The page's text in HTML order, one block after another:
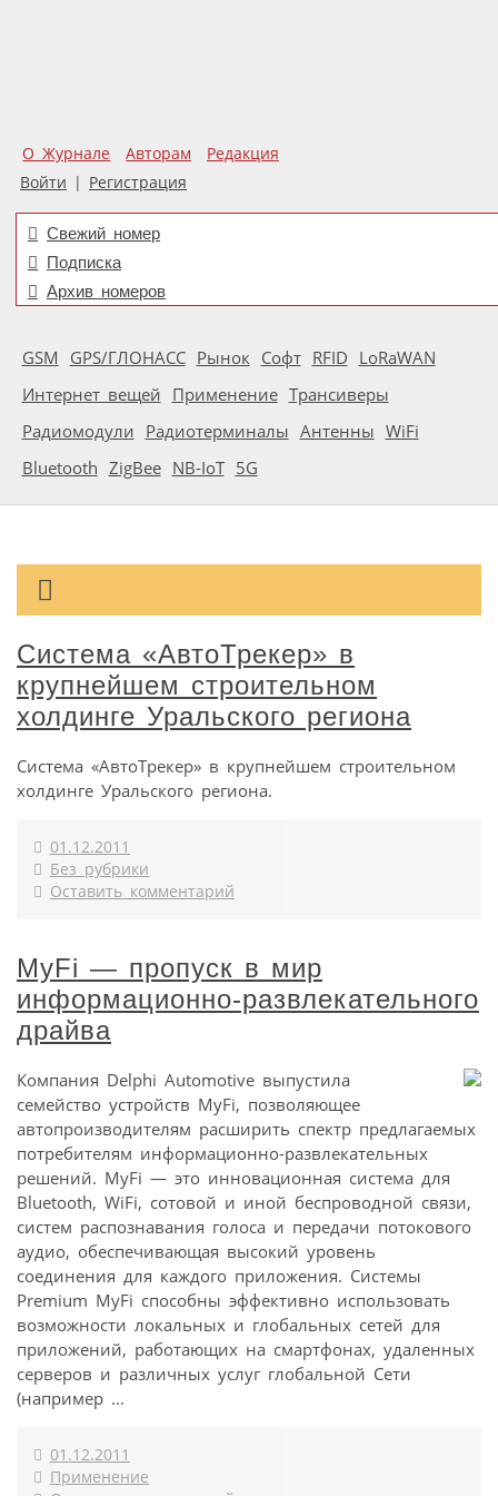
О Журнале Авторам
Редакция
Войти | Регистрация
Свежий номер
Подписка
Архив номеров
GSM GPS/ГЛОНАСС Рынок Софт RFID LoRaWAN
Интернет вещей Применение Трансиверы
Радиомодули Радиотерминалы Антенны WiFi
Bluetooth ZigBee NB-IoT 5G
Система «АвтоТрекер» в
крупнейшем строительном
холдинге Уральского региона
Система «АвтоТрекер» в крупнейшем строительном
холдинге Уральского региона.
01.12.2011
Без рубрики
Оставить комментарий
MyFi — пропуск в мир
информационно-развлекательного
драйва
Компания Delphi Automotive выпустила
семейство устройств MyFi, позволяющее
автопроизводителям расширить спектр предлагаемых
потребителям информационно-развлекательных
решений. MyFi — это инновационная система для
Bluetooth, WiFi, сотовой и иной беспроводной связи,
систем распознавания голоса и передачи потокового
аудио, обеспечивающая высокий уровень
соединения для каждого приложения. Системы
Premium MyFi способны эффективно использовать
возможности локальных и глобальных сетей для
приложений, работающих на смартфонах, удаленных
серверов и различных услуг глобальной Сети
(например ...
01.12.2011
Применение